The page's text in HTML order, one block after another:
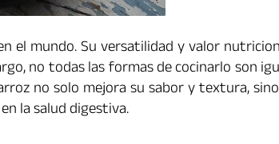
el mundo. Su versatilidad y valor
no todas las formas de cocinarlo son
no solo mejora su sabor y textura,
la salud digestiva.